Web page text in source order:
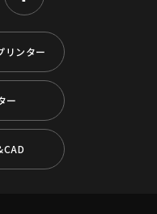
リンター
ー